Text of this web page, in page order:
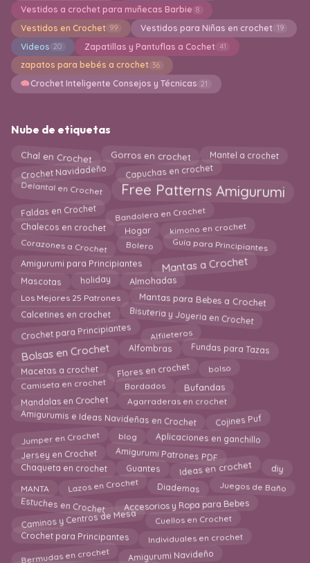
Vestidos a crochet para muñecas Barbie 8
Vestidos en Crochet 99 Vestidos para Niñas en crochet 19
Videos 20 Zapatillas y Pantuflas a Cochet 41
zapatos para bebés a crochet 36
Crochet Inteligente Consejos y Técnicas 21
Nube de etiquetas
Chal en Crochet Gorros en crochet Mantel a crochet
Crochet Navidadeño Capuchas en crochet
Delantal en Crochet Free Patterns Amigurumi
Faldas en Crochet Bandolera en Crochet
Chalecos en crochet Hogar kimono en crochet
Corazones a Crochet Bolero Guía para Principiantes
Amigurumi para Principiantes Mantas a Crochet
Mascotas holiday Almohadas
Los Mejores 25 Patrones Mantas para Bebes a Crochet
Calcetines en crochet Bisuteria y Joyeria en Crochet
Crochet para Principiantes Alfileteros
Bolsas en Crochet Alfombras Fundas para Tazas
Macetas a crochet Flores en crochet bolso
Camiseta en crochet Bordados Bufandas
Mandalas en Crochet Agarraderas en crochet
Amigurumis e Ideas Navideñas en Crochet Cojines Puf
Jumper en Crochet blog Aplicaciones en ganchillo
Jersey en Crochet Amigurumi Patrones PDF
Chaqueta en crochet Guantes Ideas en crochet diy
MANTA Lazos en Crochet Diademas Juegos de Baño
Estuches en Crochet Accesorios y Ropa para Bebes
Caminos y Centros de Mesa Cuellos en Crochet
Crochet para Principantes Individuales en crochet
Bermudas en crochet Amigurumi Navideño